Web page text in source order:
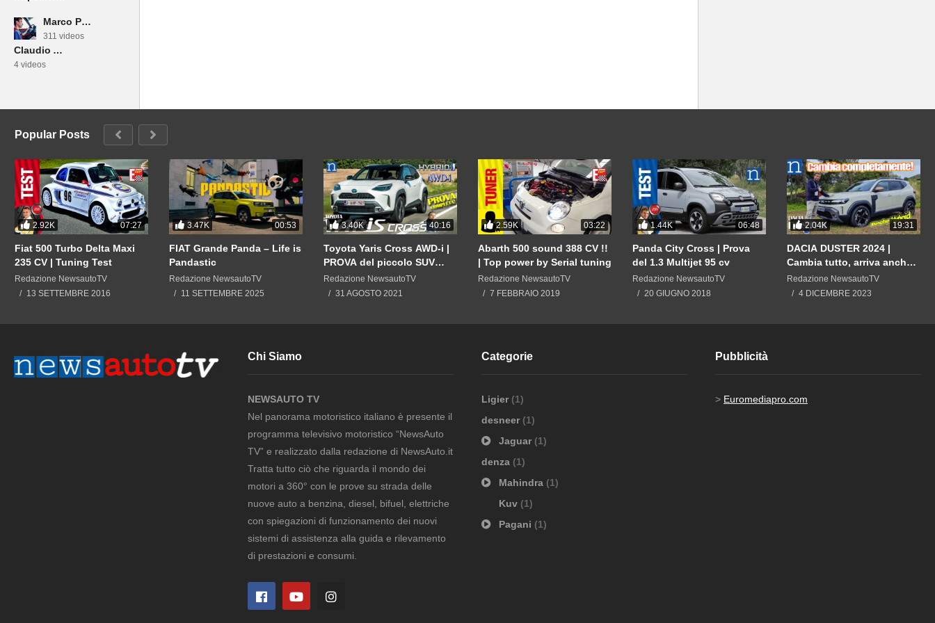
Marco Paternostro
311 videos
Claudio Anniciello
4 videos
ecologiche, berline, suv, wagon e guida autonoma con listino prezzi auto nuove e annunci occasione vendita auto
WEB https://www.newsauto.it
USATO https://usato.newsauto.it
FACEBOOK NewsAuto https://www.facebook.com/newsauto.it
INSTAGRAM https://www.instagram.com/newsauto.it
——————————————————————————
Popular Posts
2.92K 07:27
Fiat 500 Turbo Delta Maxi
235 CV | Tuning Test
Redazione NewsautoTV
13 SETTEMBRE 2016
3.47K 00:53
FIAT Grande Panda – Life is
Pandastic
Redazione NewsautoTV
11 SETTEMBRE 2025
3.40K 40:16
Toyota Yaris Cross AWD-i |
PROVA del piccolo SUV
ibrido a trazione integrale
INTELLIGENTE anche 2WD
Redazione NewsautoTV
31 AGOSTO 2021
2.59K 03:22
Abarth 500 sound 388 CV !!
| Top power by Serial tuning
Redazione NewsautoTV
7 FEBBRAIO 2019
1.44K 06:48
Panda City Cross | Prova
del 1.3 Multijet 95 cv
Redazione NewsautoTV
20 GIUGNO 2018
2.04K 19:31
DACIA DUSTER 2024 |
Cambia tutto, arriva anche
ibrida. E il prezzo?
Redazione NewsautoTV
4 DICEMBRE 2023
Chi Siamo
NEWSAUTO TV
Nel panorama motoristico italiano è presente il
programma televisivo motoristico “NewsAuto
TV” e realizzato dalla redazione di NewsAuto.it
Tratta tutto ciò che riguarda il mondo dei
motori a 360° con le prove su strada delle
nuove auto a benzina, diesel, bifuel, elettriche
con spiegazioni di funzionamento dei nuovi
sistemi di assistenza alla guida e rilevamento
di prestazioni e consumi.
Categorie
Ligier (1)
desneer (1)
Jaguar (1)
denza (1)
Mahindra (1)
Kuv (1)
Pagani (1)
Pubblicità
> Euromediapro.com